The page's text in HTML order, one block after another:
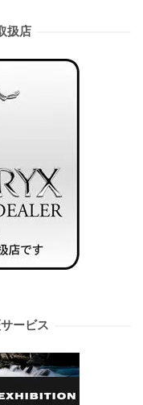
扱店
ービス